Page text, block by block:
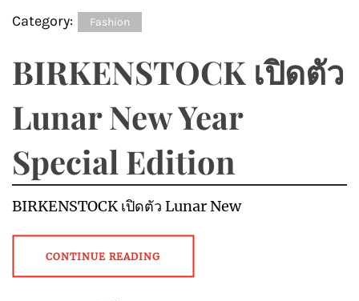
Category: Fashion
BIRKENSTOCK เปิดตัว
Lunar New Year
Special Edition
BIRKENSTOCK เปิดตัว Lunar New
CONTINUE READING